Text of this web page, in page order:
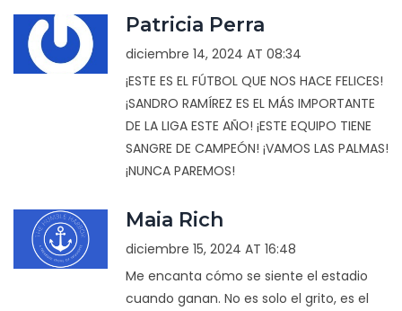
Patricia Perra
diciembre 14, 2024 AT 08:34
¡ESTE ES EL FÚTBOL QUE NOS HACE FELICES!
¡SANDRO RAMÍREZ ES EL MÁS IMPORTANTE
DE LA LIGA ESTE AÑO! ¡ESTE EQUIPO TIENE
SANGRE DE CAMPEÓN! ¡VAMOS LAS PALMAS!
¡NUNCA PAREMOS!
Maia Rich
diciembre 15, 2024 AT 16:48
Me encanta cómo se siente el estadio
cuando ganan. No es solo el grito, es el